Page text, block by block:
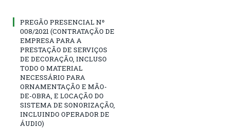
PREGÃO PRESENCIAL Nº
008/2021 (CONTRATAÇÃO DE
EMPRESA PARA A
PRESTAÇÃO DE SERVIÇOS
DE DECORAÇÃO, INCLUSO
TODO O MATERIAL
NECESSÁRIO PARA
ORNAMENTAÇÃO E MÃO-
DE-OBRA, E LOCAÇÃO DO
SISTEMA DE SONORIZAÇÃO,
INCLUINDO OPERADOR DE
ÁUDIO)